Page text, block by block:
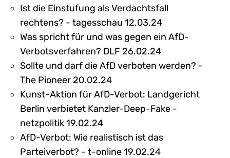
Ist die Einstufung als Verdachtsfall
rechtens? - tagesschau 12.03.24
Was spricht für und was gegen ein AfD-
Verbotsverfahren? DLF 26.02.24
Sollte und darf die AfD verboten werden? -
The Pioneer 20.02.24
Kunst-Aktion für AfD-Verbot: Landgericht
Berlin verbietet Kanzler-Deep-Fake -
netzpolitik 19.02.24
AfD-Verbot: Wie realistisch ist das
Parteiverbot? - t-online 19.02.24